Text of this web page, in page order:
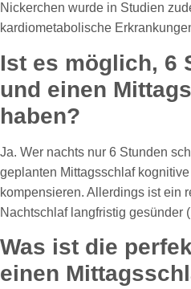
Nickerchen wurde in Studien
kardiometabolische
Ist es möglich, 6
und einen
haben?
Ja. Wer nachts nur 6 Stunden
geplanten Mittagsschlaf
kompensieren. Allerdings ist ein
Nachtschlaf langfristig gesünder (
Was ist die
einen